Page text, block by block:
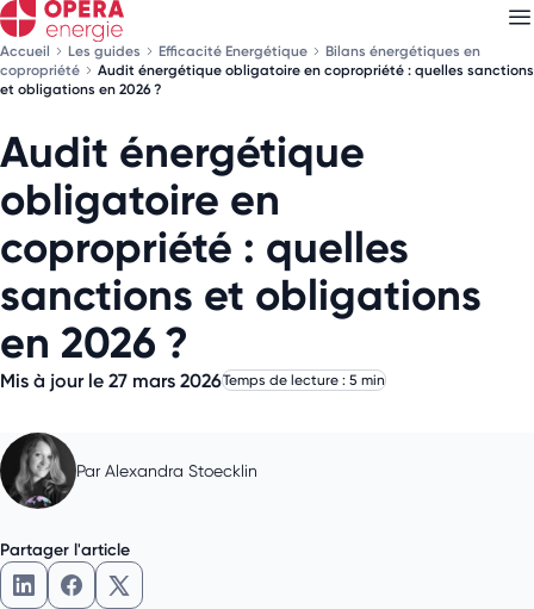
Accueil Les guides Efficacité Energétique
Bilans énergétiques en
copropriété
Audit énergétique obligatoire en copropriété : quelles sanctions
et obligations en 2026 ?
Audit énergétique
obligatoire en
copropriété : quelles
sanctions et obligations
en 2026 ?
Mis à jour le 27 mars 2026Temps de lecture : 5 min
Par Alexandra Stoecklin
Partager l'article
Partager l'article sur LinkedIn
Partager l'article sur Facebook
Partager l'article sur X
Découvrez nosnewsletters
Choisissez les newsletters qui vous intéressent